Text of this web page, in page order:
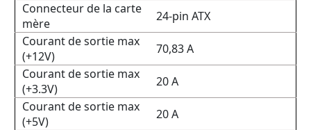
Connecteur de la carte
mère
24-pin ATX
Courant de sortie max
(+12V)
70,83 A
Courant de sortie max
(+3.3V)
20 A
Courant de sortie max
(+5V)
20 A